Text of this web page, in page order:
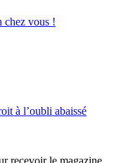
vous !
à l’oubli abaissé
recevoir le magazine